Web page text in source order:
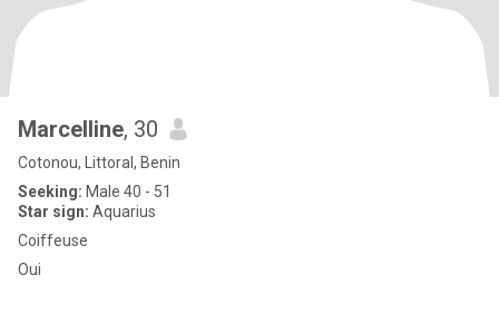
Marcelline, 30
Cotonou, Littoral, Benin
Seeking: Male 40 - 51
Star sign: Aquarius
Coiffeuse
Oui